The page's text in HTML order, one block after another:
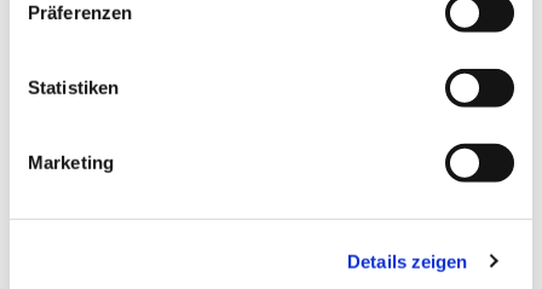
Präferenzen
Statistiken
Marketing
Details zeigen